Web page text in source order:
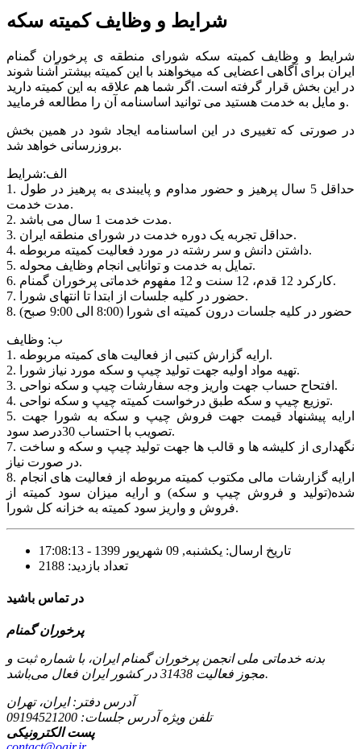
شرایط و وظایف کمیته سکه
شرایط و وظایف کمیته سکه شورای منطقه ی پرخوران گمنام
ایران برای آگاهی اعضایی که میخواهند با این کمیته بیشتر آشنا شوند
در این بخش قرار گرفته است. اگر شما هم علاقه به این کمیته دارید
و مایل به خدمت هستید می توانید اساسنامه آن را مطالعه فرمایید.
در صورتی که تغییری در این اساسنامه ایجاد شود در همین بخش
بروزرسانی خواهد شد.
الف:شرایط
1. حداقل 5 سال پرهیز و حضور مداوم و پایبندی به پرهیز در طول
مدت خدمت.
2. مدت خدمت 1 سال می باشد.
3. حداقل تجربه یک دوره خدمت در شورای منطقه ایران.
4. داشتن دانش و سر رشته در مورد فعالیت کمیته مربوطه.
5. تمایل به خدمت و توانایی انجام وظایف محوله.
6. کارکرد 12 قدم، 12 سنت و 12 مفهوم خدماتی پرخوران گمنام.
7. حضور در کلیه جلسات از ابتدا تا انتهای شورا.
8. حضور در کلیه جلسات درون کمیته ای شورا (8:00 الی 9:00 صبح)
ب: وظایف
1. ارایه گزارش کتبی از فعالیت های کمیته مربوطه.
2. تهیه مواد اولیه جهت تولید چیپ و سکه مورد نیاز شورا.
3. افتحاح حساب جهت واریز وجه سفارشات چیپ و سکه نواحی.
4. توزیع چیپ و سکه طبق درخواست کمیته چیپ و سکه نواحی.
5. ارایه پیشنهاد قیمت جهت فروش چیپ و سکه به شورا جهت
تصویب با احتساب 30درصد سود.
7. نگهداری از کلیشه ها و قالب ها جهت تولید چیپ و سکه و ساخت
در صورت نیاز.
8. ارایه گزارشات مالی مکتوب کمیته مربوطه از فعالیت های انجام
شده(تولید و فروش چیپ و سکه) و ارایه میزان سود کمیته از
فروش و واریز سود کمیته به خزانه کل شورا.
تاریخ ارسال: یکشنبه, 09 شهریور 1399 - 17:08:13
تعداد بازدید: 2188
در تماس باشید
پرخوران گمنام
بدنه خدماتی ملی انجمن پرخوران گمنام ایران، با شماره ثبت و
مجوز فعالیت 31438 در کشور ایران فعال می‌باشد.
آدرس دفتر: ایران، تهران
تلفن ویژه آدرس جلسات:
پست الکترونیکی